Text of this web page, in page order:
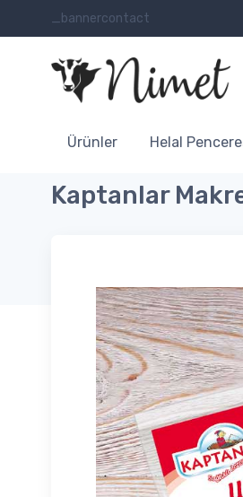
_bannercontact
Ürünler Helal
Kaptanlar